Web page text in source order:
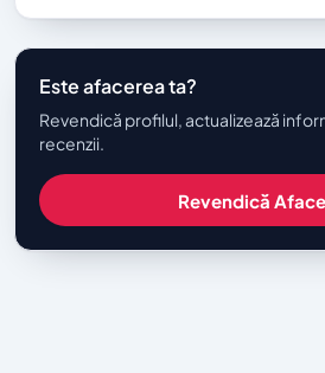
Este afacerea ta?
Revendică profilul, actualizează
recenzii.
Revendică